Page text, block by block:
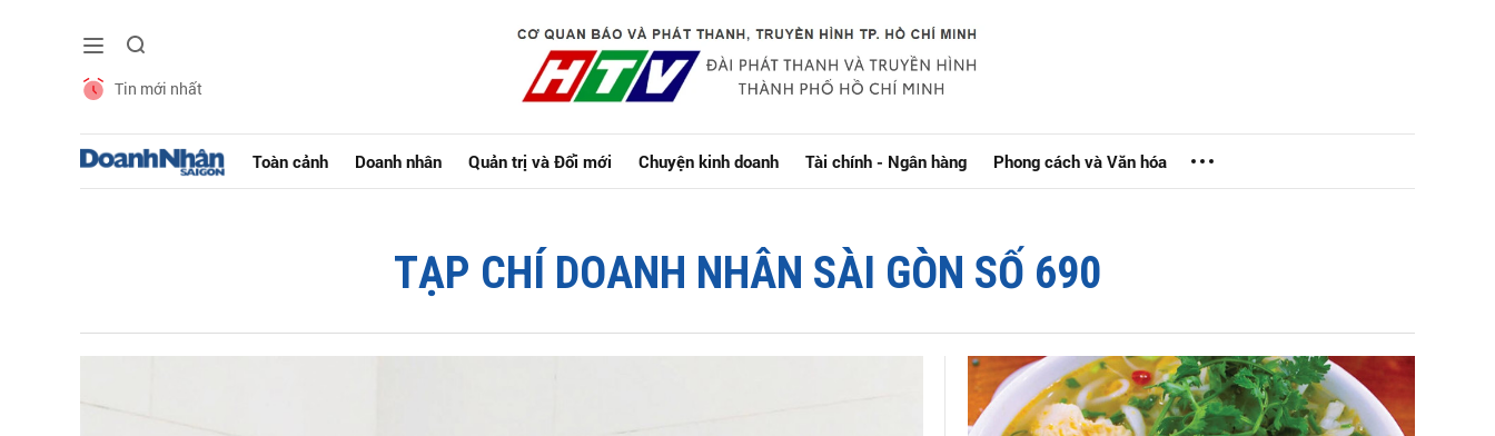
Tin mới nhất
Toàn cảnh Doanh nhân Quản trị và Đổi mới Chuyện kinh doanh Tài chính - Ngân hàng Phong cách và Văn hóa
TẠP CHÍ DOANH NHÂN SÀI GÒN SỐ 690